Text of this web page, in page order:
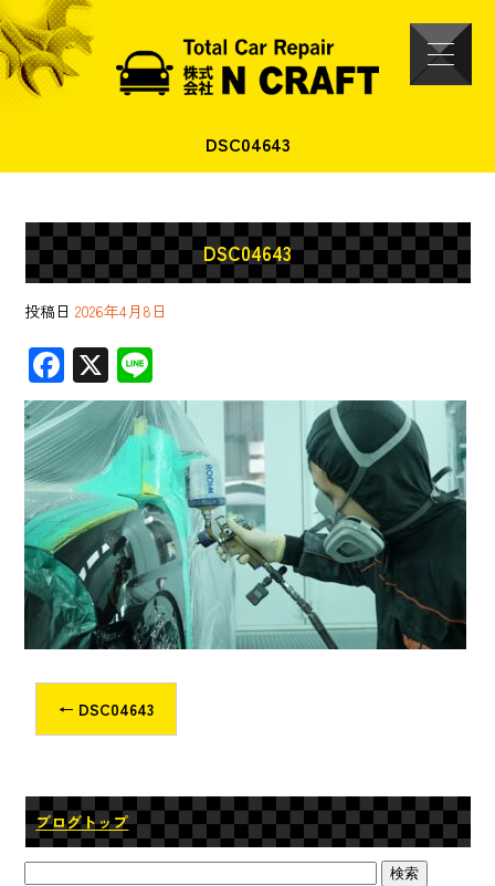
DSC04643
DSC04643
投稿日 2026年4月8日
F
ac
e
b
o
ok
X
ne
← DSC04643
ブログトップ